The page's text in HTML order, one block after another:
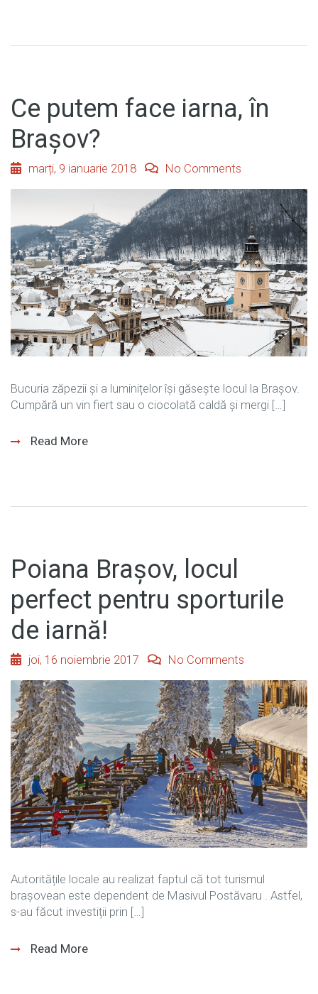
Ce putem face iarna, în
Brașov?
marți, 9 ianuarie 2018 No Comments
Bucuria zăpezii și a luminițelor își găsește locul la Brașov.
Cumpără un vin fiert sau o ciocolată caldă și mergi […]
Read More
Poiana Brașov, locul
perfect pentru sporturile
de iarnă!
joi, 16 noiembrie 2017 No Comments
Autoritățile locale au realizat faptul că tot turismul
brașovean este dependent de Masivul Postăvaru . Astfel,
s-au făcut investiții prin […]
Read More